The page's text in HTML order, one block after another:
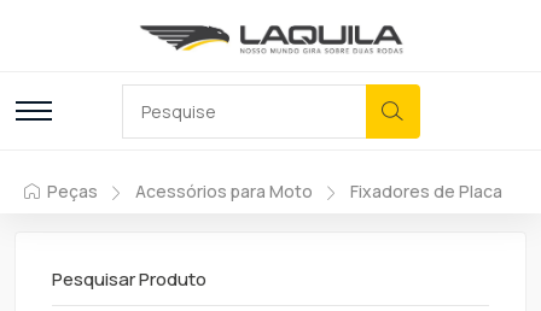
Peças Acessórios para Moto Fixadores de Placa
Pesquisar Produto